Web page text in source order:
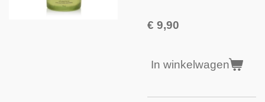
€ 9,90
In winkelwagen